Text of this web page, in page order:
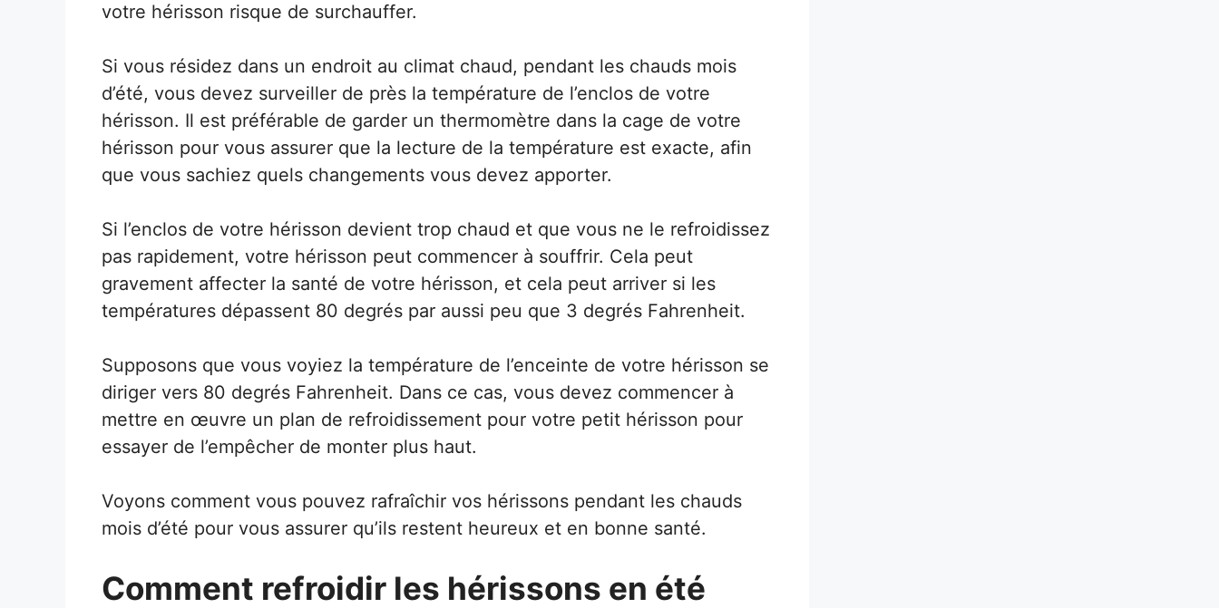
votre hérisson risque de surchauffer.
Si vous résidez dans un endroit au climat chaud, pendant les chauds mois
d’été, vous devez surveiller de près la température de l’enclos de votre
hérisson. Il est préférable de garder un thermomètre dans la cage de votre
hérisson pour vous assurer que la lecture de la température est exacte, afin
que vous sachiez quels changements vous devez apporter.
Si l’enclos de votre hérisson devient trop chaud et que vous ne le refroidissez
pas rapidement, votre hérisson peut commencer à souffrir. Cela peut
gravement affecter la santé de votre hérisson, et cela peut arriver si les
températures dépassent 80 degrés par aussi peu que 3 degrés Fahrenheit.
Supposons que vous voyiez la température de l’enceinte de votre hérisson se
diriger vers 80 degrés Fahrenheit. Dans ce cas, vous devez commencer à
mettre en œuvre un plan de refroidissement pour votre petit hérisson pour
essayer de l’empêcher de monter plus haut.
Voyons comment vous pouvez rafraîchir vos hérissons pendant les chauds
mois d’été pour vous assurer qu’ils restent heureux et en bonne santé.
Comment refroidir les hérissons en été